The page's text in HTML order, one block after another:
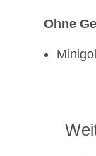
Ohne